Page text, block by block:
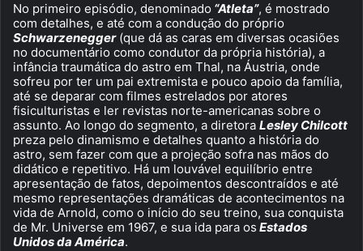
No primeiro episódio, denominado “Atleta”, é mostrado
com detalhes, e até com a condução do próprio
Schwarzenegger (que dá as caras em diversas ocasiões
no documentário como condutor da própria história), a
infância traumática do astro em Thal, na Áustria, onde
sofreu por ter um pai extremista e pouco apoio da família,
até se deparar com filmes estrelados por atores
fisiculturistas e ler revistas norte-americanas sobre o
assunto. Ao longo do segmento, a diretora Lesley Chilcott
preza pelo dinamismo e detalhes quanto a história do
astro, sem fazer com que a projeção sofra nas mãos do
didático e repetitivo. Há um louvável equilíbrio entre
apresentação de fatos, depoimentos descontraídos e até
mesmo representações dramáticas de acontecimentos na
vida de Arnold, como o início do seu treino, sua conquista
de Mr. Universe em 1967, e sua ida para os Estados
Unidos da América.